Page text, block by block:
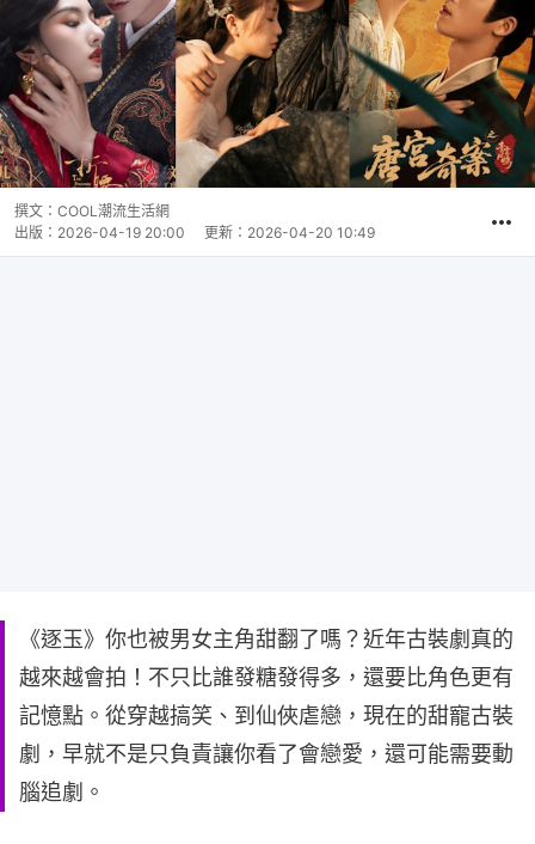
撰文： COOL潮流生活網
出版： 2026-04-19 20:00 更新： 2026-04-20 10:49
《逐玉》你也被男女主角甜翻了嗎？近年古裝劇真的
越來越會拍！不只比誰發糖發得多，還要比角色更有
記憶點。從穿越搞笑、到仙俠虐戀，現在的甜寵古裝
劇，早就不是只負責讓你看了會戀愛，還可能需要動
腦追劇。